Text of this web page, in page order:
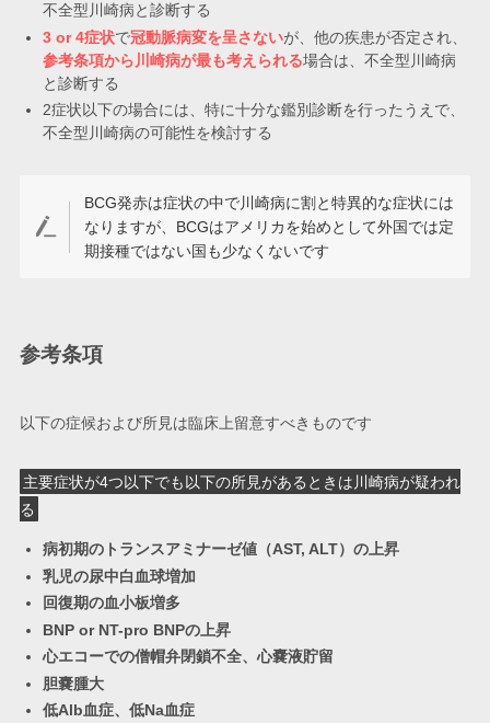
不全型川崎病と診断する
3 or 4症状で冠動脈病変を呈さないが、他の疾患が否定され、
参考条項から川崎病が最も考えられる場合は、不全型川崎病
と診断する
2症状以下の場合には、特に十分な鑑別診断を行ったうえで、
不全型川崎病の可能性を検討する
BCG発赤は症状の中で川崎病に割と特異的な症状には
なりますが、BCGはアメリカを始めとして外国では定
期接種ではない国も少なくないです
参考条項
以下の症候および所見は臨床上留意すべきものです
主要症状が4つ以下でも以下の所見があるときは川崎病が疑われ
る
病初期のトランスアミナーゼ値（AST, ALT）の上昇
乳児の尿中白血球増加
回復期の血小板増多
BNP or NT-pro BNPの上昇
心エコーでの僧帽弁閉鎖不全、心嚢液貯留
胆嚢腫大
低Alb血症、低Na血症